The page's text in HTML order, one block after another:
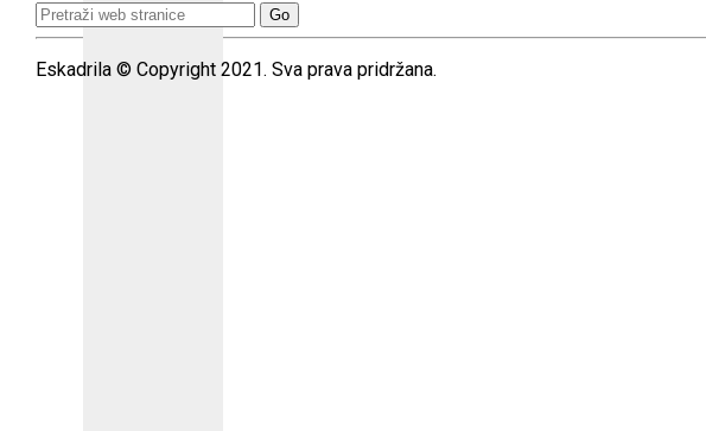
Search
for:
Eskadrila © Copyright 2021. Sva prava pridržana.